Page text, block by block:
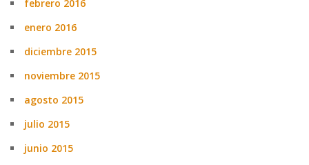
febrero 2016
enero 2016
diciembre 2015
noviembre 2015
agosto 2015
julio 2015
junio 2015